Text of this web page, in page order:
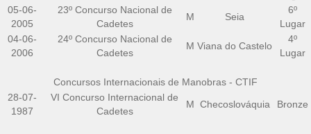
05-06-
2005
23º Concurso Nacional de
Cadetes
M Seia
6º
Lugar
04-06-
2006
24º Concurso Nacional de
Cadetes
M Viana do Castelo
4º
Lugar
Concursos Internacionais de Manobras - CTIF
28-07-
1987
VI Concurso Internacional de
Cadetes
M Checoslováquia Bronze